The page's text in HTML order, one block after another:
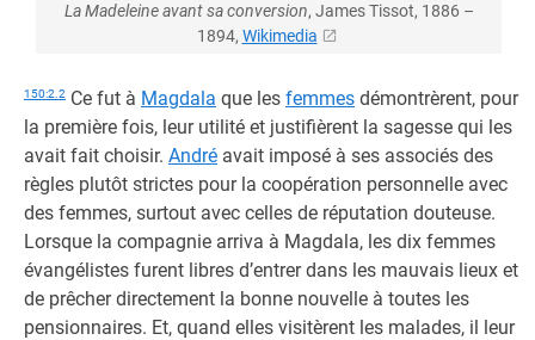
La Madeleine avant sa conversion, James Tissot, 1886 –
1894, Wikimedia
150:2.2 Ce fut à Magdala que les femmes démontrèrent, pour
la première fois, leur utilité et justifièrent la sagesse qui les
avait fait choisir. André avait imposé à ses associés des
règles plutôt strictes pour la coopération personnelle avec
des femmes, surtout avec celles de réputation douteuse.
Lorsque la compagnie arriva à Magdala, les dix femmes
évangélistes furent libres d’entrer dans les mauvais lieux et
de prêcher directement la bonne nouvelle à toutes les
pensionnaires. Et, quand elles visitèrent les malades, il leur